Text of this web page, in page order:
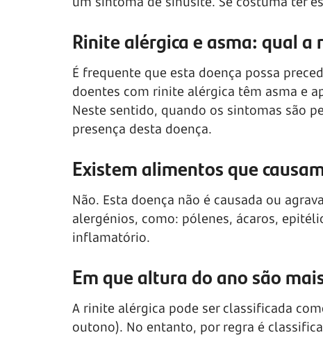
Rinite alérgica e asma: qual a
É frequente que esta doença possa
doentes com rinite alérgica têm asma e
Neste sentido, quando os sintomas são
presença desta doença.
Existem alimentos que
Não. Esta doença não é causada ou
alergénios, como: pólenes, ácaros,
inflamatório.
Em que altura do ano são
A rinite alérgica pode ser classificada
outono). No entanto, por regra é